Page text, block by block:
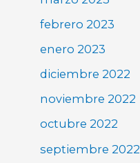
febrero 2023
enero 2023
diciembre 2022
noviembre 2022
octubre 2022
septiembre 2022